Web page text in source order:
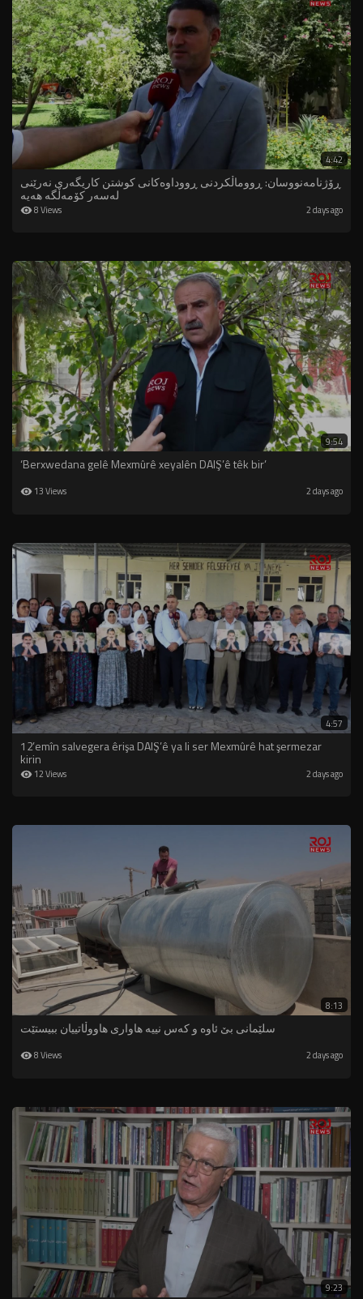
4:42
ڕۆژنامەنووسان: ڕووماڵکردنی ڕووداوەکانی کوشتن کاریگەری نەرێنی
لەسەر کۆمەڵگە هەیە
8 Views 2 days ago
9:54
‘Berxwedana gelê Mexmûrê xeyalên DAIŞ’ê têk bir’
13 Views 2 days ago
4:57
12’emîn salvegera êrişa DAIŞ’ê ya li ser Mexmûrê hat şermezar
kirin
12 Views 2 days ago
8:13
سلێمانی بێ ئاوە و کەس نییە هاواری هاووڵاتییان ببیستێت
8 Views 2 days ago
9:23